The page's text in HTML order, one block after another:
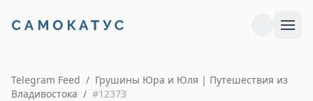
Telegram Feed / Грушины Юра и Юля | Путешествия из
Владивостока / #12373